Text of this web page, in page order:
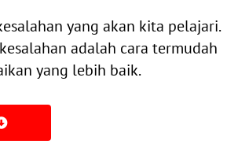
yang akan kita pelajari.
adalah cara termudah
yang lebih baik.